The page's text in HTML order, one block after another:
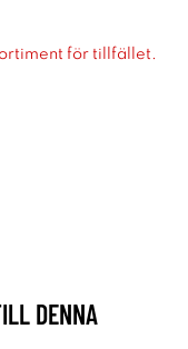
för tillfället.
DENNA